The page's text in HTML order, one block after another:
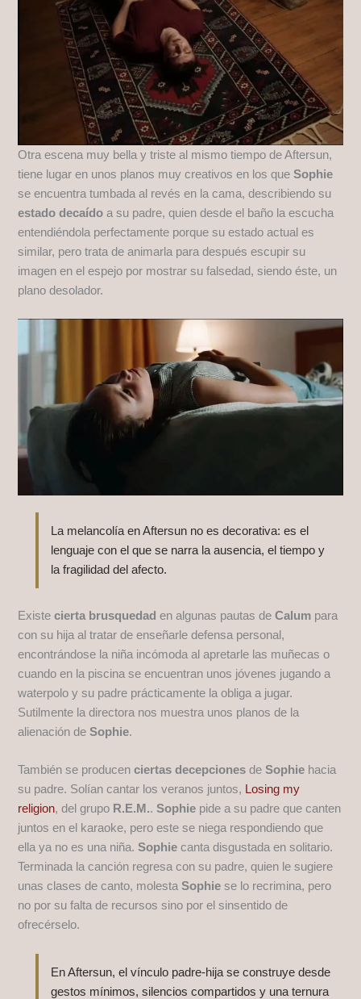
Otra escena muy bella y triste al mismo tiempo de Aftersun,
tiene lugar en unos planos muy creativos en los queSophie
se encuentra tumbada al revés en la cama, describiendo su
estado decaído a su padre, quien desde el baño la escucha
entendiéndola perfectamente porque su estado actual es
similar, pero trata de animarla para después escupir su
imagen en el espejo por mostrar su falsedad, siendo éste, un
plano desolador.
La melancolía en Aftersun no es decorativa: es el
lenguaje con el que se narra la ausencia, el tiempo y
la fragilidad del afecto.
Existecierta brusquedad en algunas pautas deCalum para
con su hija al tratar de enseñarle defensa personal,
encontrándose la niña incómoda al apretarle las muñecas o
cuando en la piscina se encuentran unos jóvenes jugando a
waterpolo y su padre prácticamente la obliga a jugar.
Sutilmente la directora nos muestra unos planos de la
alienación deSophie.
También se producenciertas decepciones deSophie hacia
su padre. Solían cantar los veranos juntos, Losing my
religion, del grupo R.E.M..Sophie pide a su padre que canten
juntos en el karaoke, pero este se niega respondiendo que
ella ya no es una niña.Sophie canta disgustada en solitario.
Terminada la canción regresa con su padre, quien le sugiere
unas clases de canto, molestaSophie se lo recrimina, pero
no por su falta de recursos sino por el sinsentido de
ofrecérselo.
En Aftersun, el vínculo padre-hija se construye desde
gestos mínimos, silencios compartidos y una ternura